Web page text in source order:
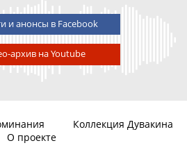
и анонсы в Facebook
архив на Youtube
Коллекция Дувакина
О проекте